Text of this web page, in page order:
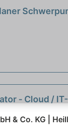
- Cloud /
& Co. KG |